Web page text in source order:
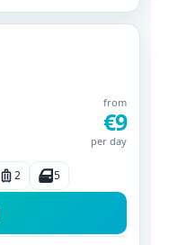
from
€9
per day
2 5